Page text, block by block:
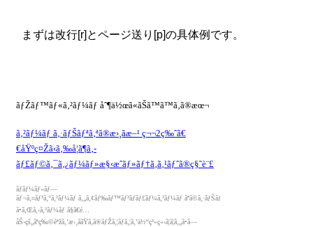
まずは改行[r]とページ送り[p]の具体例です。